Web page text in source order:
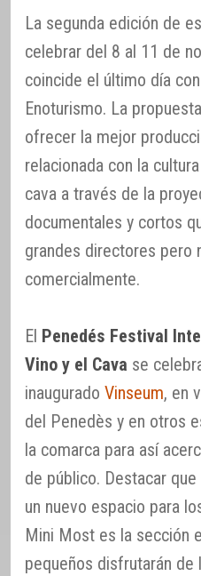
La segunda edición de
celebrar del 8 al 11 de
coincide el último día
Enoturismo. La
ofrecer la mejor
relacionada con la
cava a través de la
documentales y cortos
grandes directores pero
comercialmente.
El Penedés Festival
Vino y el Cava se
inaugurado Vinseum, en
del Penedès y en otros
la comarca para así
de público. Destacar
un nuevo espacio para
Mini Most es la sección
pequeños disfrutarán de